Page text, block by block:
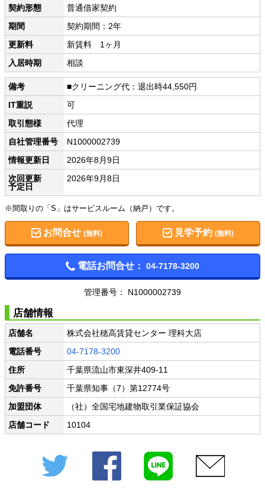
契約形態
普通借家契約
期間
契約期間：2年
更新料
新賃料 1ヶ月
入居時期
相談
備考
■クリーニング代：退出時44,550円
IT重説
可
取引態様
代理
自社管理番号
N1000002739
情報更新日
2026年8月9日
次回更新
予定日
2026年9月8日
※間取りの「S」はサービスルーム（納戸）です。
お問合せ (無料) 見学予約(無料)
電話お問合せ： 04-7178-3200
管理番号： N1000002739
店舗情報
店舗名
株式会社穂高賃貸センター 理科大店
電話番号
04-7178-3200
住所
千葉県流山市東深井409-11
免許番号
千葉県知事（7）第12774号
加盟団体
（社）全国宅地建物取引業保証協会
店舗コード
10104
Twitter Facebook